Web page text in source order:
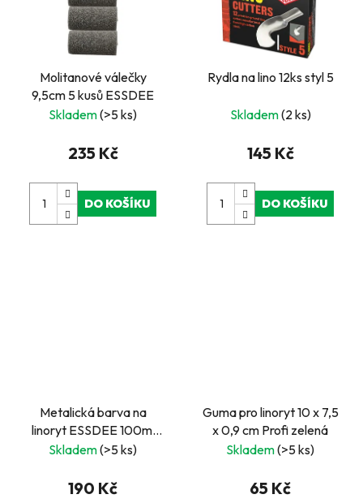
Molitanové válečky
9,5cm 5 kusů ESSDEE
Skladem(>5 ks)
235 Kč
DO KOŠÍKU
Rydla na lino 12ks styl 5
Skladem(2 ks)
145 Kč
DO KOŠÍKU
Metalická barva na
linoryt ESSDEE 100ml
bronz
Skladem(>5 ks)
190 Kč
Guma pro linoryt 10 x 7,5
x 0,9 cm Profi zelená
Skladem(>5 ks)
65 Kč